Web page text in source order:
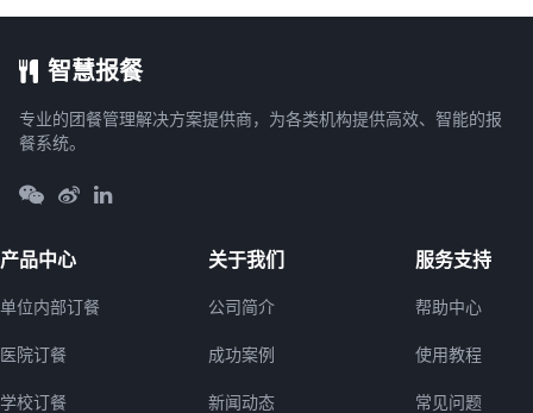
智慧报餐
专业的团餐管理解决方案提供商，为各类机构提供高效、智能的报
餐系统。
产品中心
单位内部订餐
医院订餐
学校订餐
关于我们
公司简介
成功案例
新闻动态
服务支持
帮助中心
使用教程
常见问题